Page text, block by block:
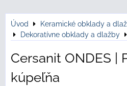
Úvod Keramické obklady a
Dekoratívne obklady a dlažby
Cersanit ONDES |
kúpeľňa